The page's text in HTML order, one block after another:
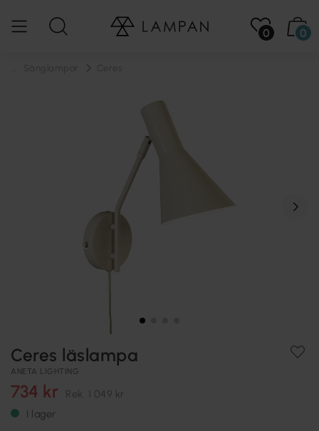
0 0
Ceres läslampa
ANETA LIGHTING
734 kr Rek. 1 049 kr
I lager